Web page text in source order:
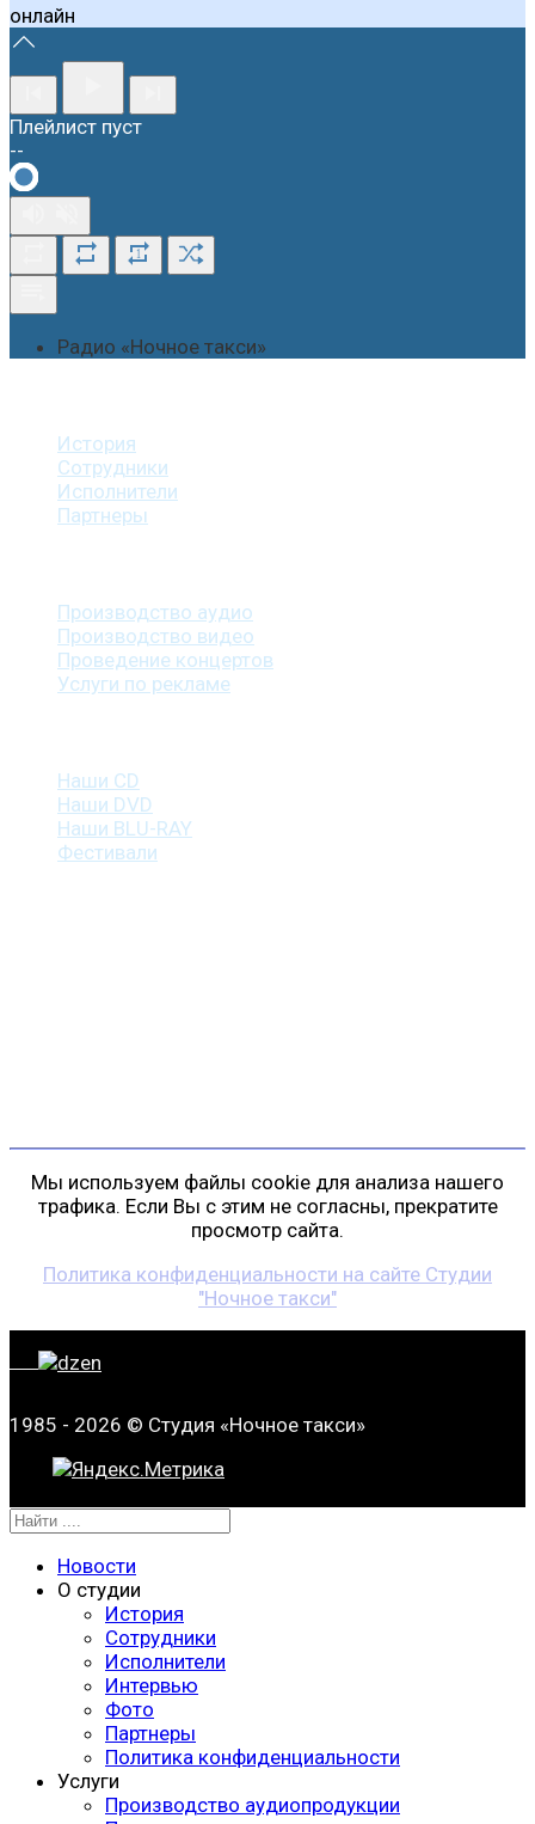
онлайн
Плейлист пуст
--
1
Радио «Ночное такси»
История
Сотрудники
Исполнители
Партнеры
Производство аудио
Производство видео
Проведение концертов
Услуги по рекламе
Наши CD
Наши DVD
Наши BLU-RAY
Фестивали
Мы используем файлы cookie для анализа нашего
трафика. Если Вы с этим не согласны, прекратите
просмотр сайта.
Политика конфиденциальности на сайте Студии
"Ночное такси"
1985 - 2026 © Студия «Ночное такси»
Новости
О студии
История
Сотрудники
Исполнители
Интервью
Фото
Партнеры
Политика конфиденциальности
Услуги
Производство аудиопродукции